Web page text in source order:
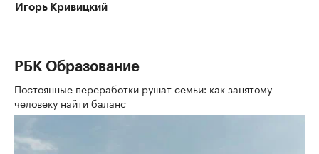
Игорь Кривицкий
РБК Образование
Постоянные переработки рушат семьи: как занятому
человеку найти баланс